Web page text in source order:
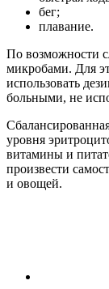
бег;
плавание.
По возможности
микробами. Для
использовать
больными, не
уровня
витамины и
произвести
и овощей.